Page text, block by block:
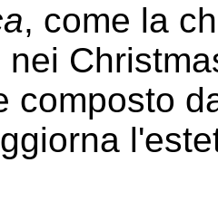
, come la
composto